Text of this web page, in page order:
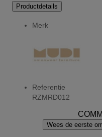
Productdetails
Merk
Referentie
RZMRD012
Wees de eerste